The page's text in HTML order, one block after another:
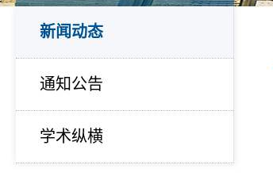
新闻动态
通知公告
学术纵横